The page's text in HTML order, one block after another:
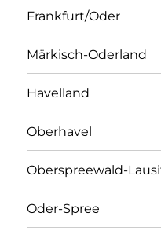
Frankfurt/Oder
Märkisch-Oderland
Havelland
Oberhavel
Oberspreewald-
Oder-Spree